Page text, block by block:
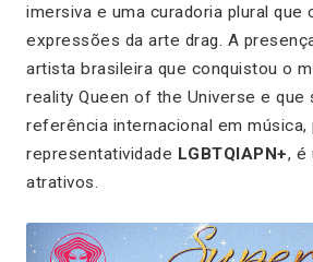
imersiva e uma curadoria plural que
expressões da arte drag. A
artista brasileira que conquistou o
reality Queen of the Universe e que
referência internacional em
representatividade LGBTQIAPN+, é
atrativos.